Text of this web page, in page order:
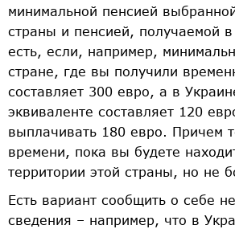
минимальной пенсией
страны и пенсией, получаемой
есть, если, например,
стране, где вы получили
составляет 300 евро, а в
эквиваленте составляет 120
выплачивать 180 евро. Причем
времени, пока вы будете
территории этой страны, но не
Есть вариант сообщить о себе
сведения – например, что в